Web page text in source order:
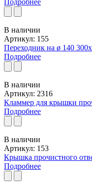
В наличии
Артикул: 155
Переходник на ø 140
Подробнее
В наличии
Артикул: 2316
Кламмер для крышки
Подробнее
В наличии
Артикул: 153
Крышка прочистного
Подробнее